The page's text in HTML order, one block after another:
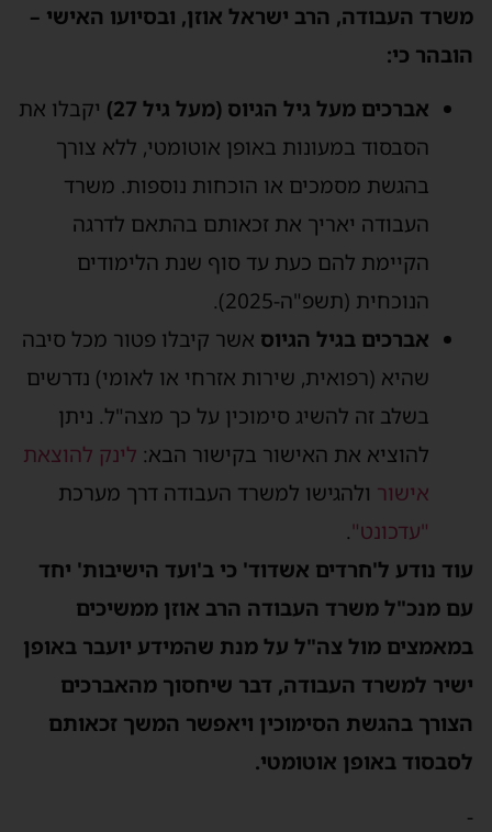
משרד העבודה, הרב ישראל אוזן, ובסיועו האישי –
הובהר כי:
אברכים מעל גיל הגיוס (מעל גיל 27)
יקבלו את
הסבסוד במעונות באופן אוטומטי, ללא צורך
בהגשת מסמכים או הוכחות נוספות. משרד
העבודה יאריך את זכאותם בהתאם לדרגה
הקיימת להם כעת עד סוף שנת הלימודים
הנוכחית (תשפ"ה-2025).
אברכים בגיל הגיוס אשר קיבלו פטור מכל סיבה
שהיא (רפואית, שירות אזרחי או לאומי) נדרשים
בשלב זה להשיג סימוכין על כך מצה"ל. ניתן
להוציא את האישור בקישור הבא: לינק להוצאת
אישור ולהגישו למשרד העבודה דרך מערכת
"עדכונט".
עוד נודע ל'חרדים אשדוד' כי ב'ועד הישיבות' יחד
עם מנכ"ל משרד העבודה הרב אוזן ממשיכים
במאמצים מול צה"ל על מנת שהמידע יועבר באופן
ישיר למשרד העבודה, דבר שיחסוך מהאברכים
הצורך בהגשת הסימוכין ויאפשר המשך זכאותם
לסבסוד באופן אוטומטי.
-